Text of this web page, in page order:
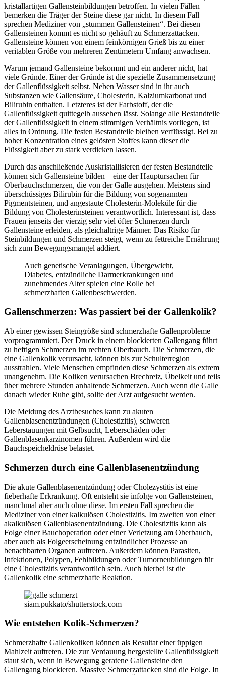
kristallartigen Gallensteinbildungen betroffen. In vielen Fällen
bemerken die Träger der Steine diese gar nicht. In diesem Fall
sprechen Mediziner von „stummen Gallensteinen“. Bei diesen
Gallensteinen kommt es nicht so gehäuft zu Schmerzattacken.
Gallensteine können von einem feinkörnigen Grieß bis zu einer
veritablen Größe von mehreren Zentimetern Umfang anwachsen.
Warum jemand Gallensteine bekommt und ein anderer nicht, hat
viele Gründe. Einer der Gründe ist die spezielle Zusammensetzung
der Gallenflüssigkeit selbst. Neben Wasser sind in ihr auch
Substanzen wie Gallensäure, Cholesterin, Kalziumkarbonat und
Bilirubin enthalten. Letzteres ist der Farbstoff, der die
Gallenflüssigkeit quittegelb aussehen lässt. Solange alle Bestandteile
der Gallenflüssigkeit in einem stimmigen Verhältnis vorliegen, ist
alles in Ordnung. Die festen Bestandteile bleiben verflüssigt. Bei zu
hoher Konzentration eines gelösten Stoffes kann dieser die
Flüssigkeit aber zu stark verdicken lassen.
Durch das anschließende Auskristallisieren der festen Bestandteile
können sich Gallensteine bilden – eine der Hauptursachen für
Oberbauchschmerzen, die von der Galle ausgehen. Meistens sind
überschüssiges Bilirubin für die Bildung von sogenannten
Pigmentsteinen, und angestaute Cholesterin-Moleküle für die
Bildung von Cholesterinsteinen verantwortlich. Interessant ist, dass
Frauen jenseits der vierzig sehr viel öfter Schmerzen durch
Gallensteine erleiden, als gleichaltrige Männer. Das Risiko für
Steinbildungen und Schmerzen steigt, wenn zu fettreiche Ernährung
sich zum Bewegungsmangel addiert.
Auch genetische Veranlagungen, Übergewicht,
Diabetes, entzündliche Darmerkrankungen und
zunehmendes Alter spielen eine Rolle bei
schmerzhaften Gallenbeschwerden.
Gallenschmerzen: Was passiert bei der Gallenkolik?
Ab einer gewissen Steingröße sind schmerzhafte Gallenprobleme
vorprogrammiert. Der Druck in einem blockierten Gallengang führt
zu heftigen Schmerzen im rechten Oberbauch. Die Schmerzen, die
eine Gallenkolik verursacht, können bis zur Schulterregion
ausstrahlen. Viele Menschen empfinden diese Schmerzen als extrem
unangenehm. Die Koliken verursachen Brechreiz, Übelkeit und teils
über mehrere Stunden anhaltende Schmerzen. Auch wenn die Galle
danach wieder Ruhe gibt, sollte der Arzt aufgesucht werden.
Die Meidung des Arztbesuches kann zu akuten
Gallenblasenentzündungen (Cholestizitis), schweren
Leberstauungen mit Gelbsucht, Leberschäden oder
Gallenblasenkarzinomen führen. Außerdem wird die
Bauchspeicheldrüse belastet.
Schmerzen durch eine Gallenblasenentzündung
Die akute Gallenblasenentzündung oder Cholezystitis ist eine
fieberhafte Erkrankung. Oft entsteht sie infolge von Gallensteinen,
manchmal aber auch ohne diese. Im ersten Fall sprechen die
Mediziner von einer kalkulösen Cholestizitis. Im zweiten von einer
akalkulösen Gallenblasenentzündung. Die Cholestizitis kann als
Folge einer Bauchoperation oder einer Verletzung am Oberbauch,
aber auch als Folgeerscheinung entzündlicher Prozesse an
benachbarten Organen auftreten. Außerdem können Parasiten,
Infektionen, Polypen, Fehlbildungen oder Tumorneubildungen für
eine Cholestizitis verantwortlich sein. Auch hierbei ist die
Gallenkolik eine schmerzhafte Reaktion.
siam.pukkato/shutterstock.com
Wie entstehen Kolik-Schmerzen?
Schmerzhafte Gallenkoliken können als Resultat einer üppigen
Mahlzeit auftreten. Die zur Verdauung hergestellte Gallenflüssigkeit
staut sich, wenn in Bewegung geratene Gallensteine den
Gallengang blockieren. Massive Schmerzattacken sind die Folge. In